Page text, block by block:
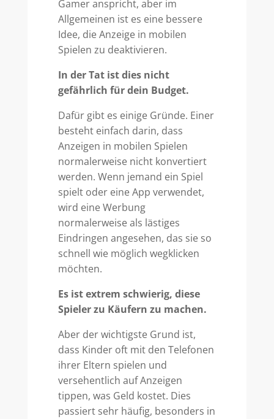
Gamer anspricht, aber im
Allgemeinen ist es eine bessere
Idee, die Anzeige in mobilen
Spielen zu deaktivieren.
In der Tat ist dies nicht
gefährlich für dein Budget.
Dafür gibt es einige Gründe. Einer
besteht einfach darin, dass
Anzeigen in mobilen Spielen
normalerweise nicht konvertiert
werden. Wenn jemand ein Spiel
spielt oder eine App verwendet,
wird eine Werbung
normalerweise als lästiges
Eindringen angesehen, das sie so
schnell wie möglich wegklicken
möchten.
Es ist extrem schwierig, diese
Spieler zu Käufern zu machen.
Aber der wichtigste Grund ist,
dass Kinder oft mit den Telefonen
ihrer Eltern spielen und
versehentlich auf Anzeigen
tippen, was Geld kostet. Dies
passiert sehr häufig, besonders in